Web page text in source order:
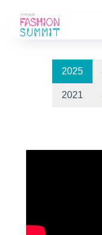
2025
2021